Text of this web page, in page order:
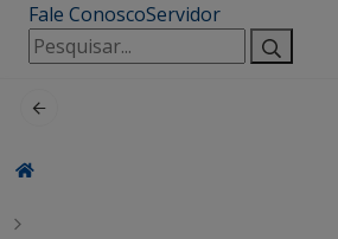
Fale ConoscoServidor
Pesquisar
por: